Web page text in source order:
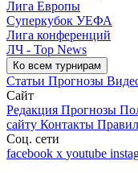
Лига Европы
Суперкубок УЕФА
Лига конференций
ЛЧ - Top News
Ко всем турнирам
Статьи Прогнозы
Сайт
Редакция Прогнозы
сайту Контакты
Соц. сети
facebook x youtube